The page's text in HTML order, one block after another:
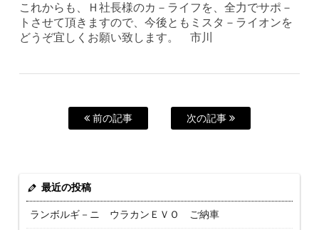
これからも、Ｈ社長様のカ－ライフを、全力でサポ－
トさせて頂きますので、今後ともミスタ－ライオンを
どうぞ宜しくお願い致します。 市川
前の記事 次の記事
最近の投稿
ランボルギ－ニ ウラカンＥＶＯ ご納車